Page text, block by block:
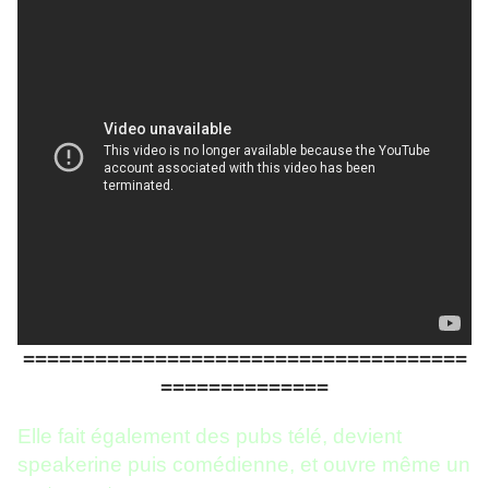
=====================================
==============
Elle fait également des pubs télé, devient
speakerine puis comédienne, et ouvre même un